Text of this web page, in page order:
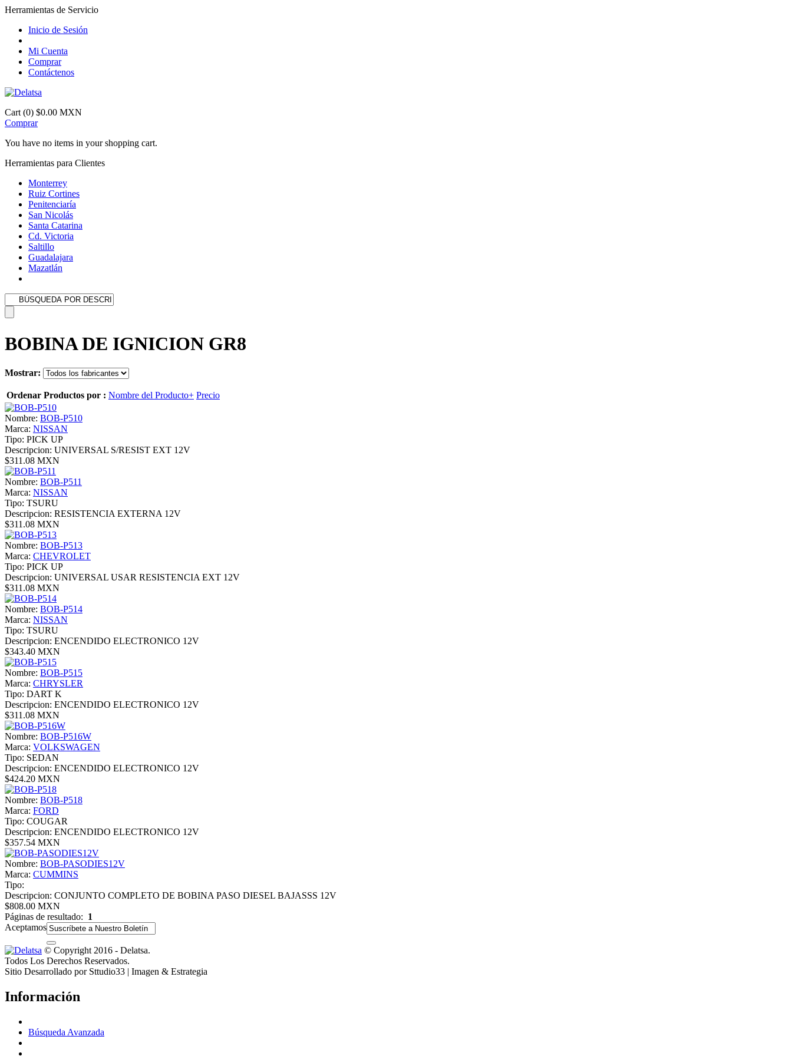
Herramientas de Servicio
Inicio de Sesión
Mi Cuenta
Comprar
Contáctenos
Cart (0) $0.00 MXN
Comprar
You have no items in your shopping cart.
Herramientas para Clientes
Monterrey
Ruiz Cortines
Penitenciaría
San Nicolás
Santa Catarina
Cd. Victoria
Saltillo
Guadalajara
Mazatlán
BOBINA DE IGNICION GR8
Mostrar:
Ordenar Productos por : Nombre del Producto+ Precio
Nombre: BOB-P510
Marca: NISSAN
Tipo: PICK UP
Descripcion: UNIVERSAL S/RESIST EXT 12V
$311.08 MXN
Nombre: BOB-P511
Marca: NISSAN
Tipo: TSURU
Descripcion: RESISTENCIA EXTERNA 12V
$311.08 MXN
Nombre: BOB-P513
Marca: CHEVROLET
Tipo: PICK UP
Descripcion: UNIVERSAL USAR RESISTENCIA EXT 12V
$311.08 MXN
Nombre: BOB-P514
Marca: NISSAN
Tipo: TSURU
Descripcion: ENCENDIDO ELECTRONICO 12V
$343.40 MXN
Nombre: BOB-P515
Marca: CHRYSLER
Tipo: DART K
Descripcion: ENCENDIDO ELECTRONICO 12V
$311.08 MXN
Nombre: BOB-P516W
Marca: VOLKSWAGEN
Tipo: SEDAN
Descripcion: ENCENDIDO ELECTRONICO 12V
$424.20 MXN
Nombre: BOB-P518
Marca: FORD
Tipo: COUGAR
Descripcion: ENCENDIDO ELECTRONICO 12V
$357.54 MXN
Nombre: BOB-PASODIES12V
Marca: CUMMINS
Tipo:
Descripcion: CONJUNTO COMPLETO DE BOBINA PASO DIESEL BAJASSS 12V
$808.00 MXN
Páginas de resultado: 1
Aceptamos
© Copyright 2016 - Delatsa.
Todos Los Derechos Reservados.
Sitio Desarrollado por Sttudio33 | Imagen & Estrategia
Información
Búsqueda Avanzada